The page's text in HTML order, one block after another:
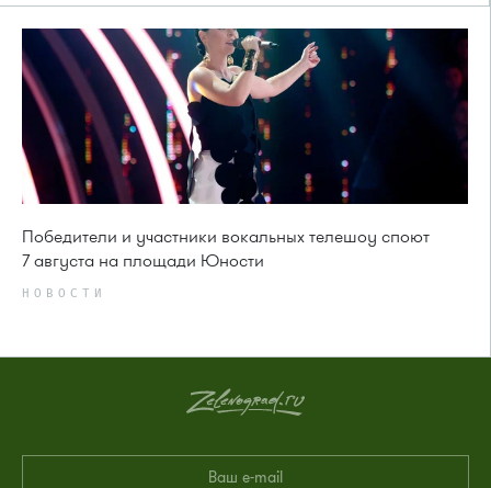
Победители и участники вокальных телешоу споют
7 августа на площади Юности
НОВОСТИ